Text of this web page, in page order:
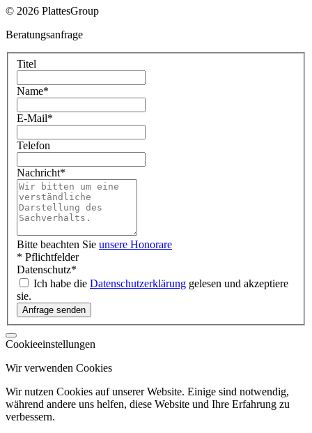
© 2026 PlattesGroup
Beratungsanfrage
Titel
Name*
E-Mail*
Telefon
Nachricht*
Bitte beachten Sie unsere Honorare
* Pflichtfelder
Datenschutz*
Ich habe die Datenschutzerklärung gelesen und akzeptiere
sie.
Cookieeinstellungen
Wir verwenden Cookies
Wir nutzen Cookies auf unserer Website. Einige sind notwendig,
während andere uns helfen, diese Website und Ihre Erfahrung zu
verbessern.